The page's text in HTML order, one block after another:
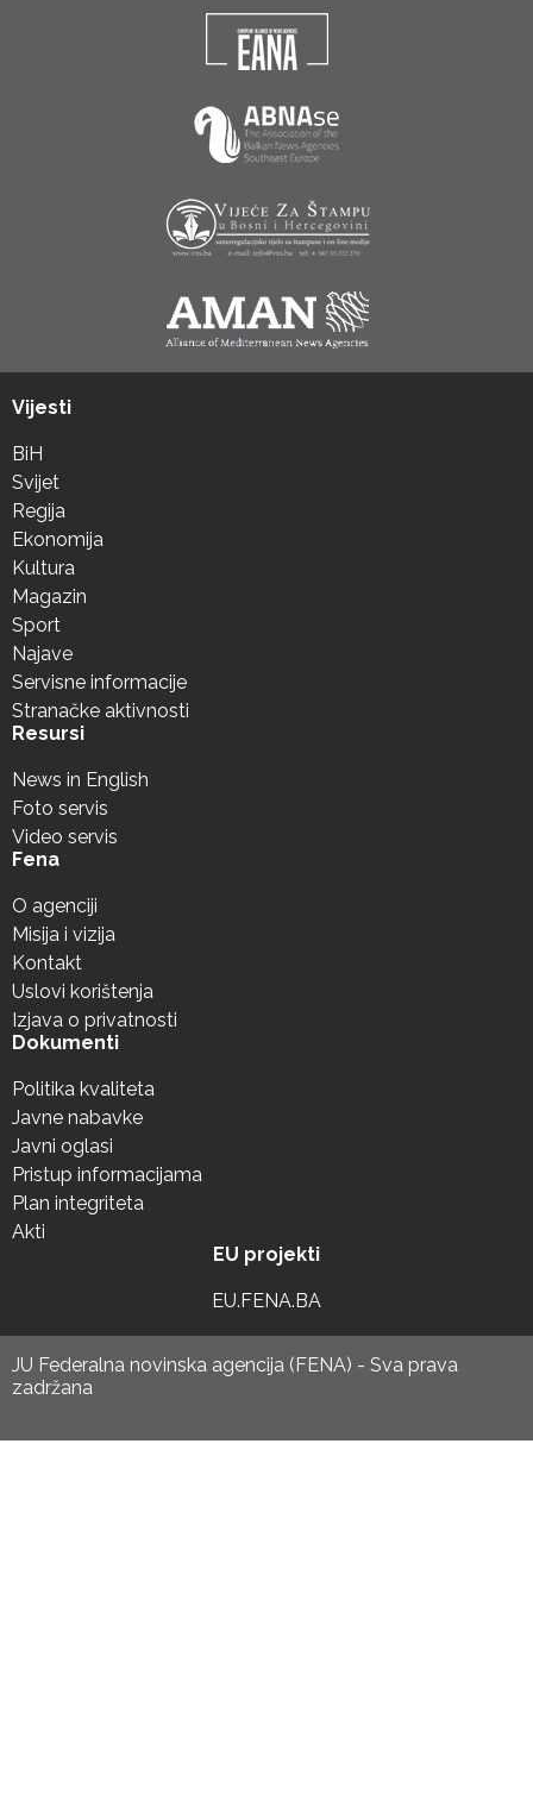
Vijesti
BiH
Svijet
Regija
Ekonomija
Kultura
Magazin
Sport
Najave
Servisne informacije
Stranačke aktivnosti
Resursi
News in English
Foto servis
Video servis
Fena
O agenciji
Misija i vizija
Kontakt
Uslovi korištenja
Izjava o privatnosti
Dokumenti
Politika kvaliteta
Javne nabavke
Javni oglasi
Pristup informacijama
Plan integriteta
Akti
EU projekti
EU.FENA.BA
JU Federalna novinska agencija (FENA) - Sva prava
zadržana